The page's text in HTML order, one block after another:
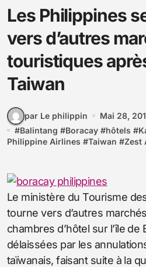
Les Philippines
vers d’autres
touristiques
Taiwan
par Le philippin
Mai 28,
#Balintang #Boracay #hôtels #
Philippine Airlines #Taiwan #Zest
Le ministère du Tourisme
tourne vers d’autres
chambres d’hôtel sur l’île
délaissées par les
taïwanais, faisant suite à la